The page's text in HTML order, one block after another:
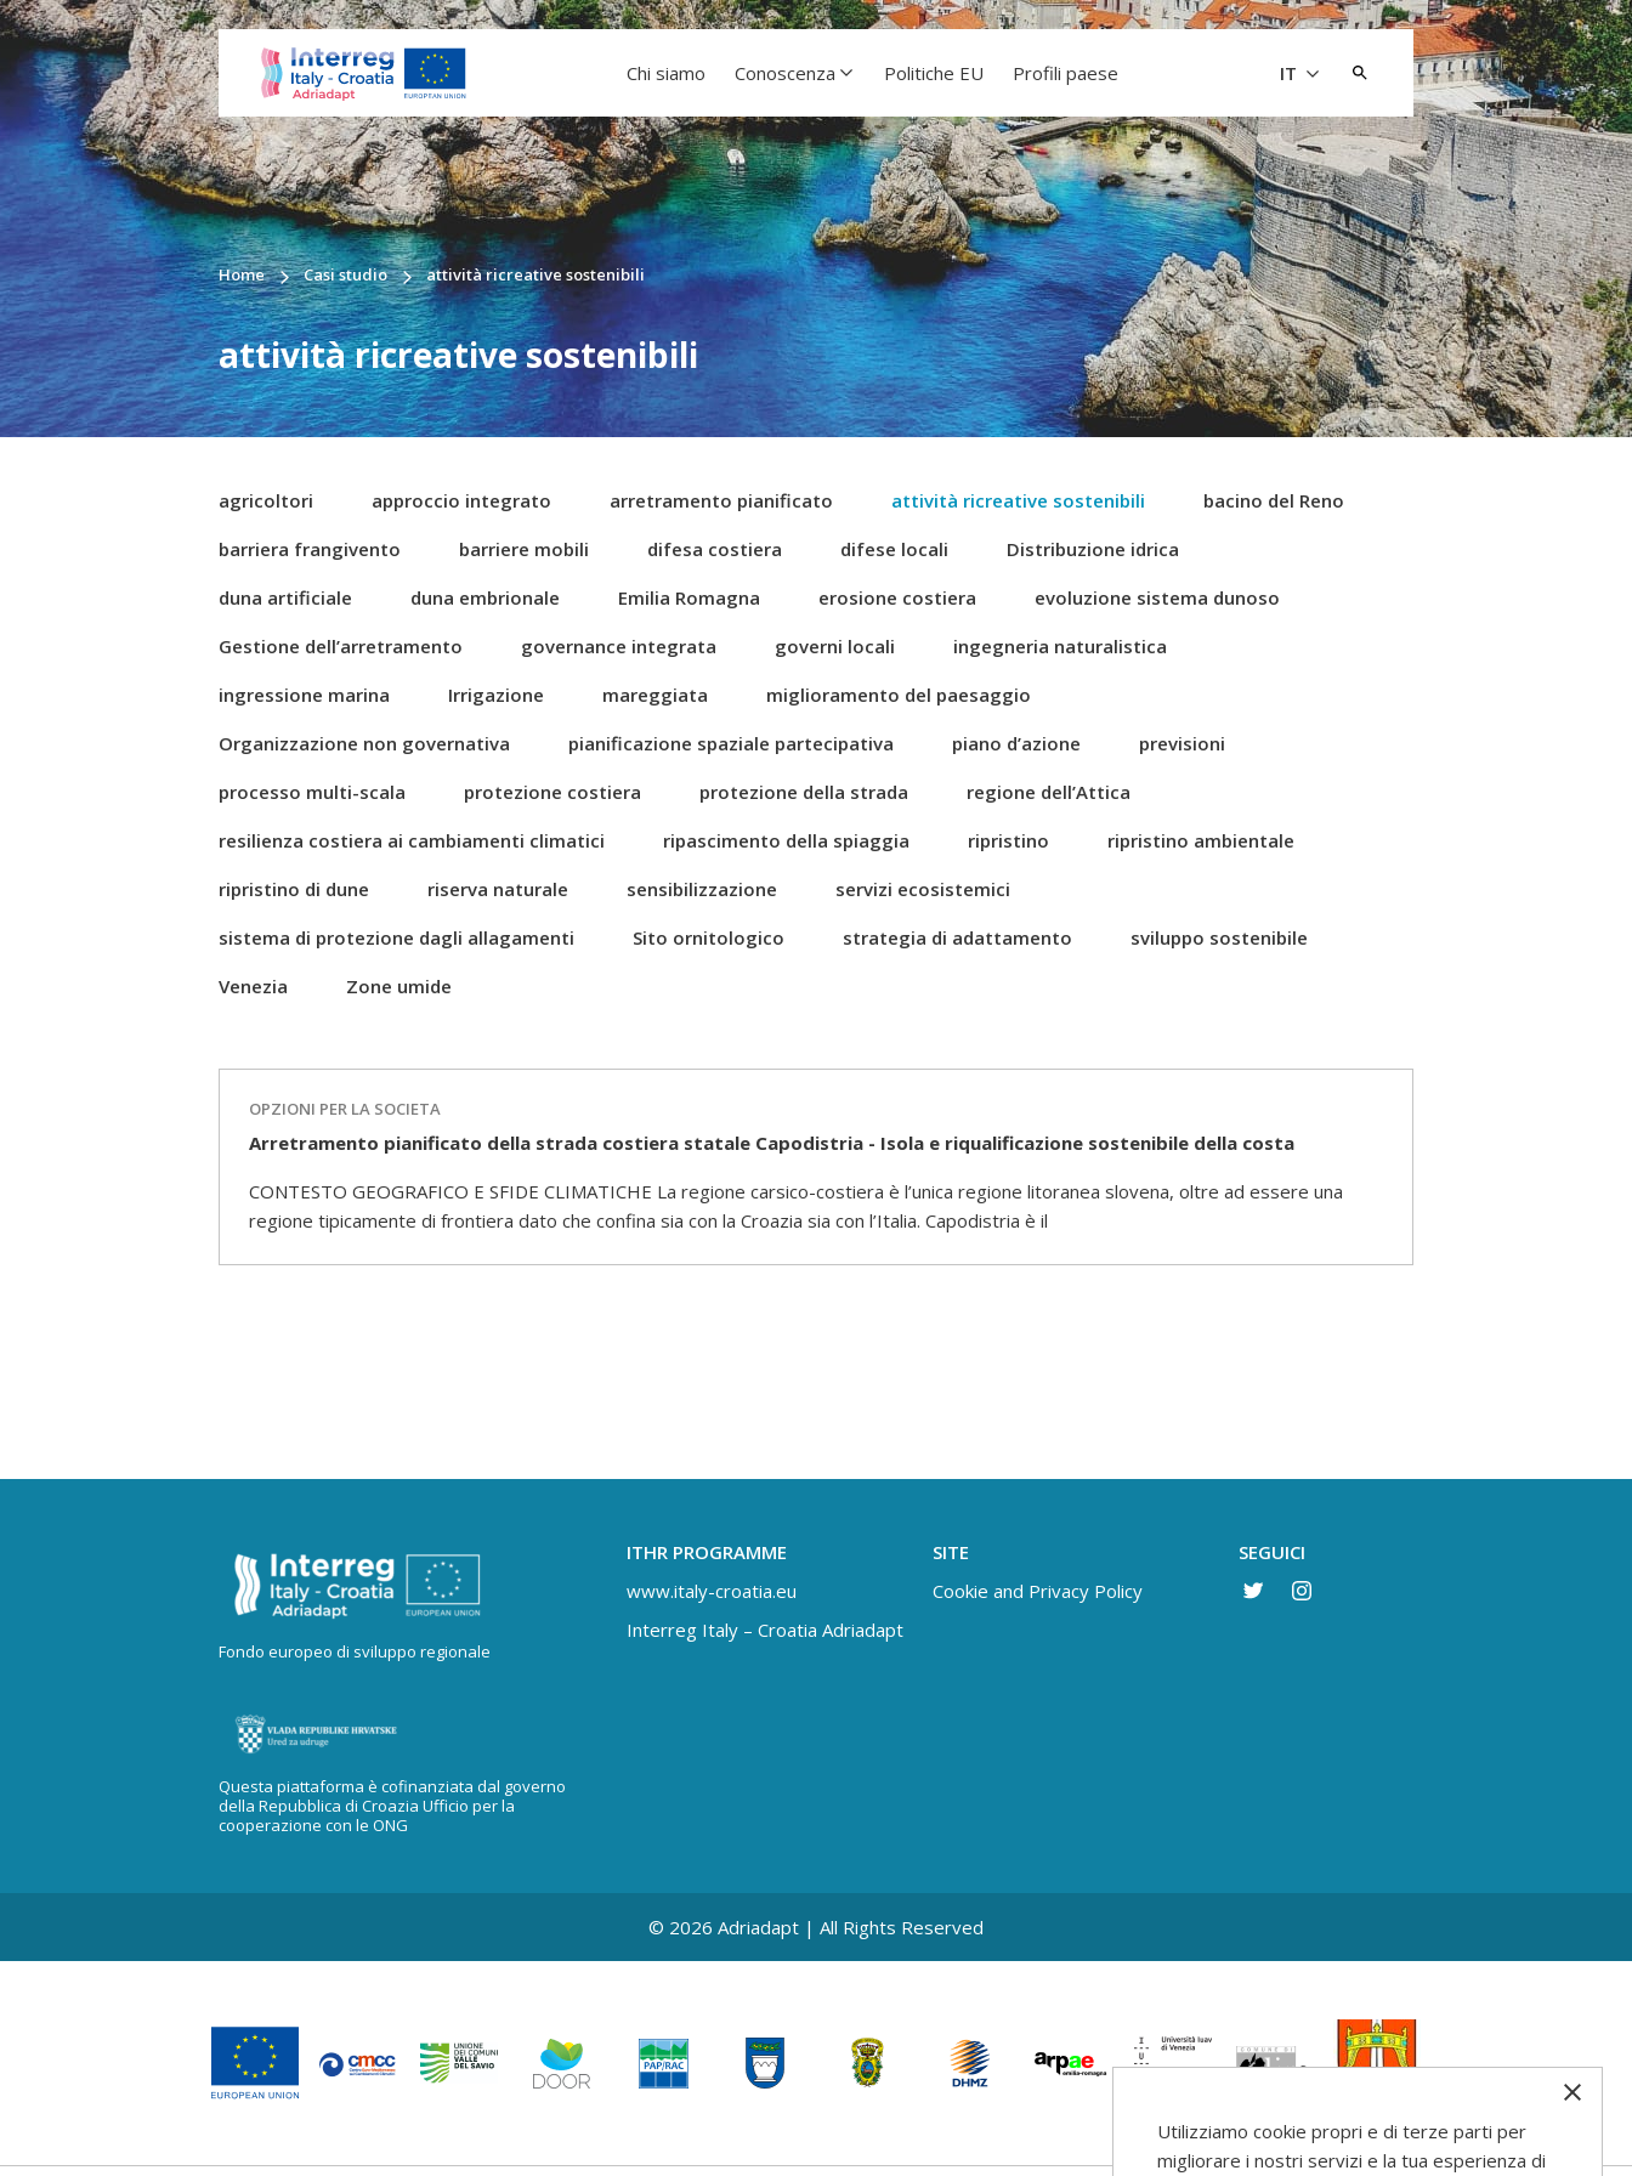
IT
Chi siamo Conoscenza Politiche EU Profili paese Cerca:
Home Casi studio attività ricreative sostenibili
attività ricreative sostenibili
agricoltori approccio integrato arretramento pianificato attività ricreative sostenibili
bacino del Reno
barriera frangivento
barriere mobili difesa costiera difese locali
Distribuzione idrica
duna artificiale
duna embrionale Emilia Romagna erosione costiera
evoluzione sistema dunoso
Gestione dell’arretramento
governance integrata governi locali
ingegneria naturalistica
ingressione marina
Irrigazione mareggiata
miglioramento del paesaggio
Organizzazione non governativa
pianificazione spaziale partecipativa piano d’azione
previsioni
processo multi-scala
protezione costiera protezione della strada
regione dell’Attica
resilienza costiera ai cambiamenti climatici
ripascimento della spiaggia ripristino
ripristino ambientale
ripristino di dune
riserva naturale sensibilizzazione
servizi ecosistemici
sistema di protezione dagli allagamenti
Sito ornitologico strategia di adattamento
sviluppo sostenibile
Venezia
Zone umide
OPZIONI PER LA SOCIETA
Arretramento pianificato della strada costiera statale Capodistria - Isola e riqualificazione sostenibile della costa
CONTESTO GEOGRAFICO E SFIDE CLIMATICHE La regione carsico-costiera è l’unica regione litoranea slovena, oltre ad essere una
regione tipicamente di frontiera dato che confina sia con la Croazia sia con l’Italia. Capodistria è il
Fondo europeo di sviluppo regionale
Questa piattaforma è cofinanziata dal governo
della Repubblica di Croazia Ufficio per la
cooperazione con le ONG
ITHR PROGRAMME
www.italy-croatia.eu
Interreg Italy – Croatia Adriadapt
SITE
Cookie and Privacy Policy
SEGUICI
© 2026 Adriadapt | All Rights Reserved
Utilizziamo cookie propri e di terze parti per
migliorare i nostri servizi e la tua esperienza di